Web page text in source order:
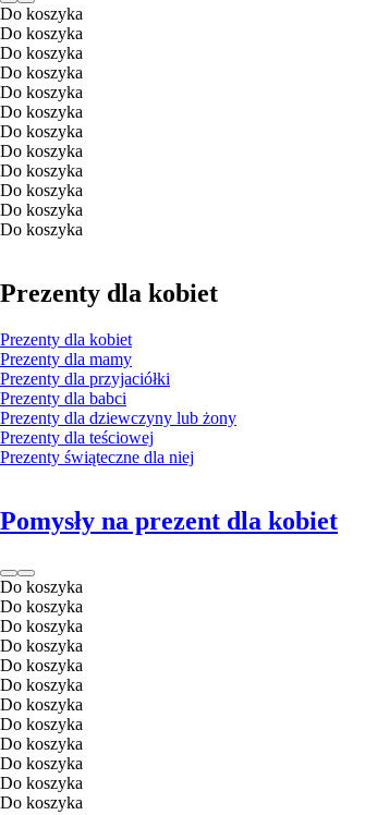
Do koszyka
Do koszyka
Do koszyka
Do koszyka
Do koszyka
Do koszyka
Do koszyka
Do koszyka
Do koszyka
Do koszyka
Do koszyka
Do koszyka
Prezenty dla kobiet
Prezenty dla kobiet
Prezenty dla mamy
Prezenty dla przyjaciółki
Prezenty dla babci
Prezenty dla dziewczyny lub żony
Prezenty dla teściowej
Prezenty świąteczne dla niej
Pomysły na prezent dla kobiet
Do koszyka
Do koszyka
Do koszyka
Do koszyka
Do koszyka
Do koszyka
Do koszyka
Do koszyka
Do koszyka
Do koszyka
Do koszyka
Do koszyka